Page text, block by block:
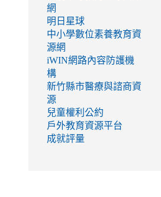
網
明日星球
中小學數位素養教育資
源網
iWIN網路內容防護機
構
新竹縣市醫療與諮商資
源
兒童權利公約
戶外教育資源平台
成就評量